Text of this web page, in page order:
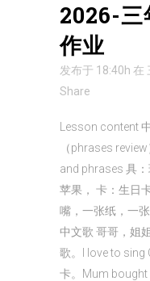
2026-三
作业
发布于 18:40h 在
Share
Lesson content
（phrases
and phrases 具
苹果， 卡：生日
嘴，一张纸，一
中文歌 哥哥，姐
歌。I love to sing
卡。Mum bought